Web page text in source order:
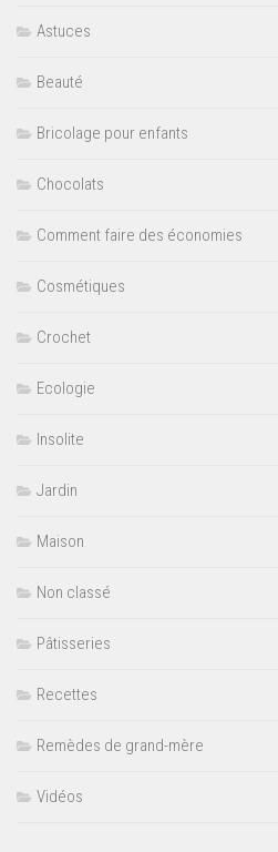
Astuces
Beauté
Bricolage pour enfants
Chocolats
Comment faire des économies
Cosmétiques
Crochet
Ecologie
Insolite
Jardin
Maison
Non classé
Pâtisseries
Recettes
Remèdes de grand-mère
Vidéos